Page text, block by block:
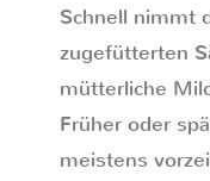
Schnell nimmt
zugefütterten
mütterliche
Früher oder
meistens